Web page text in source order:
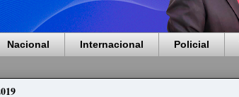
Nacional Internacional Policial